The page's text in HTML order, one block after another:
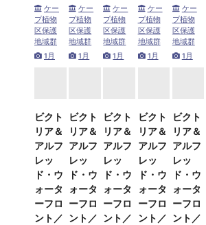
ケー
プ植物
区保護
地域群
1月
ケー
プ植物
区保護
地域群
1月
ケー
プ植物
区保護
地域群
1月
ケー
プ植物
区保護
地域群
1月
ケー
プ植物
区保護
地域群
1月
ビクト
リア＆
アルフ
レッ
ド・ウ
ォータ
ーフロ
ント／
ビクト
リア＆
アルフ
レッ
ド・ウ
ォータ
ーフロ
ント／
ビクト
リア＆
アルフ
レッ
ド・ウ
ォータ
ーフロ
ント／
ビクト
リア＆
アルフ
レッ
ド・ウ
ォータ
ーフロ
ント／
ビクト
リア＆
アルフ
レッ
ド・ウ
ォータ
ーフロ
ント／